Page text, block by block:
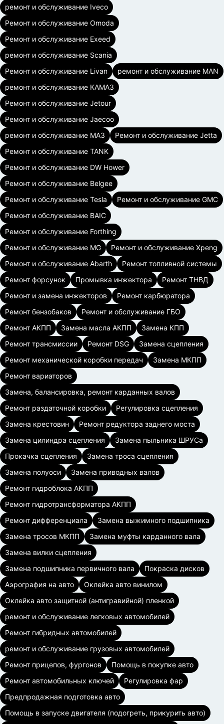
ремонт и обслуживание Iveco
Ремонт и обслуживание Omoda
Ремонт и обслуживание Exeed
ремонт и обслуживание Scania
Ремонт и обслуживание Livan
ремонт и обслуживание MAN
ремонт и обслуживание КАМАЗ
Ремонт и обслуживание Jetour
Ремонт и обслуживание Jaecoo
ремонт и обслуживание МАЗ
Ремонт и обслуживание Jetta
Ремонт и обслуживание TANK
Ремонт и обслуживание DW Hower
Ремонт и обслуживание Belgee
Ремонт и обслуживание Tesla
Ремонт и обслуживание GMC
Ремонт и обслуживание BAIC
Ремонт и обслуживание Forthing
Ремонт и обслуживание MG
Ремонт и обслуживание Xpeng
Ремонт и обслуживание Abarth
Ремонт топливной системы
Ремонт форсунок
Промывка инжектора
Ремонт ТНВД
Ремонт и замена инжекторов
Ремонт карбюратора
Ремонт бензобаков
Ремонт и обслуживание ГБО
Ремонт АКПП
Замена масла АКПП
Замена КПП
Ремонт трансмиссии
Ремонт DSG
Замена сцепления
Ремонт механической коробки передач
Замена МКПП
Ремонт вариаторов
Замена, балансировка, ремонт карданных валов
Ремонт раздаточной коробки
Регулировка сцепления
Замена крестовин
Ремонт редуктора заднего моста
Замена цилиндра сцепления
Замена пыльника ШРУСа
Прокачка сцепления
Замена троса сцепления
Замена полуоси
Замена приводных валов
Ремонт гидроблока АКПП
Ремонт гидротрансформатора АКПП
Ремонт дифференциала
Замена выжимного подшипника
Замена тросов МКПП
Замена муфты карданного вала
Замена вилки сцепления
Замена подшипника первичного вала
Покраска дисков
Аэрография на авто
Оклейка авто винилом
Оклейка авто защитной (антигравийной) пленкой
ремонт и обслуживание легковых автомобилей
Ремонт гибридных автомобилей
ремонт и обслуживание грузовых автомобилей
Ремонт прицепов, фургонов
Помощь в покупке авто
Ремонт автомобильных ключей
Регулировка фар
Предпродажная подготовка авто
Помощь в запуске двигателя (подогреть, прикурить авто)